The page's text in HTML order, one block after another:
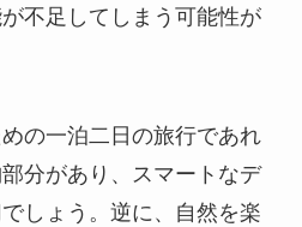
不足してしまう可能性が
の一泊二日の旅行であれ
分があり、スマートなデ
しょう。逆に、自然を楽